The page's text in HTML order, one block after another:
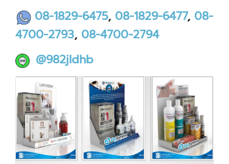
08-1829-6475, 08-1829-6477, 08-
4700-2793, 08-4700-2794
@982jldhb